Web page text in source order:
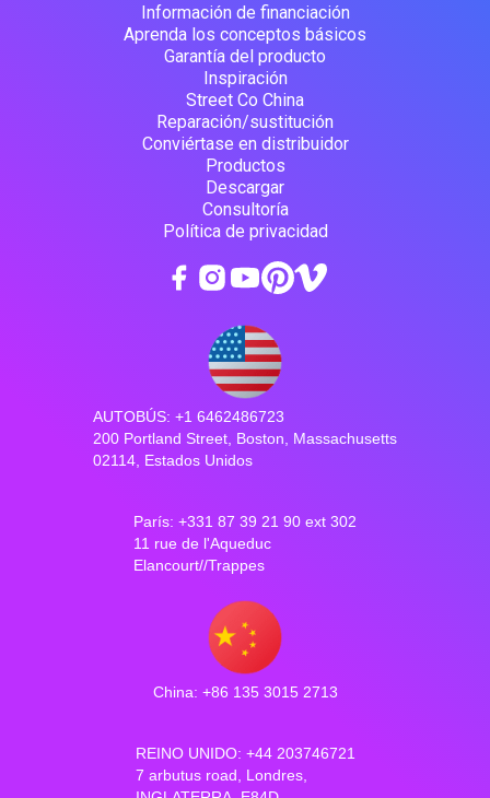
Información de financiación
Aprenda los conceptos básicos
Garantía del producto
Inspiración
Street Co China
Reparación/sustitución
Conviértase en distribuidor
Productos
Descargar
Consultoría
Política de privacidad
AUTOBÚS: +1 6462486723
200 Portland Street, Boston, Massachusetts
02114, Estados Unidos
París: +331 87 39 21 90 ext 302
11 rue de l'Aqueduc
Elancourt//Trappes
China: +86 135 3015 2713
REINO UNIDO: +44 203746721
7 arbutus road, Londres,